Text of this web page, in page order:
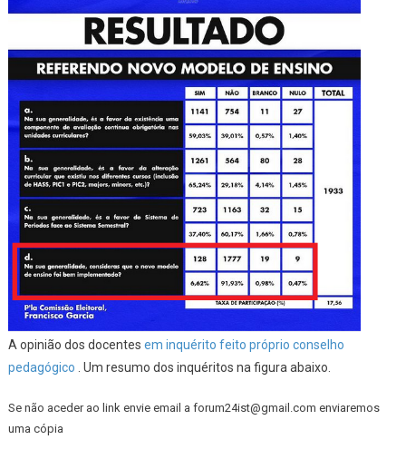
A opinião dos docentes em inquérito feito próprio conselho
pedagógico . Um resumo dos inquéritos na figura abaixo.
Se não aceder ao link envie email a forum24ist@gmail.com enviaremos
uma cópia